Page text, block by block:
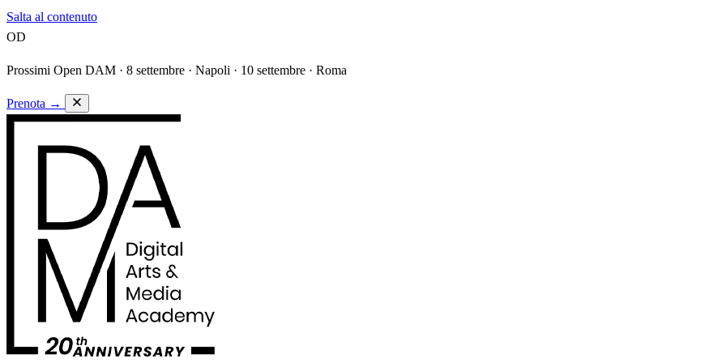
Salta al contenuto
OD
Prossimi Open DAM · 8 settembre · Napoli · 10 settembre · Roma
Prenota →